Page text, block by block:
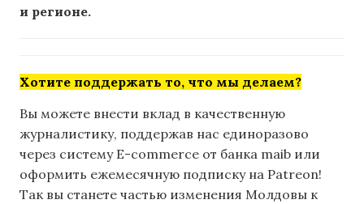
и регионе.
Хотите поддержать то, что мы делаем?
Вы можете внести вклад в качественную
журналистику, поддержав нас единоразово
через систему E-commerce от банка maib или
оформить ежемесячную подписку на Patreon!
Так вы станете частью изменения Молдовы к